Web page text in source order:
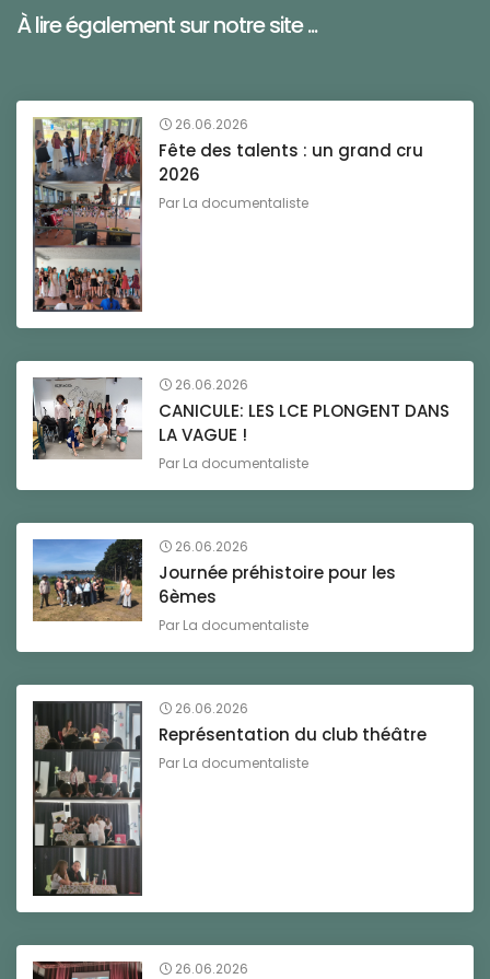
À lire également sur notre site ...
26.06.2026
Fête des talents : un grand cru
2026
Par La documentaliste
26.06.2026
CANICULE: LES LCE PLONGENT DANS
LA VAGUE !
Par La documentaliste
26.06.2026
Journée préhistoire pour les
6èmes
Par La documentaliste
26.06.2026
Représentation du club théâtre
Par La documentaliste
26.06.2026